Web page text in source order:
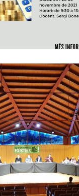
CONTRA
DE
DE REINDUST.
Altres